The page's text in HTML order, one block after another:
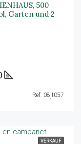
500
Garten und 2
Ref: 08jt057
VERKAUF